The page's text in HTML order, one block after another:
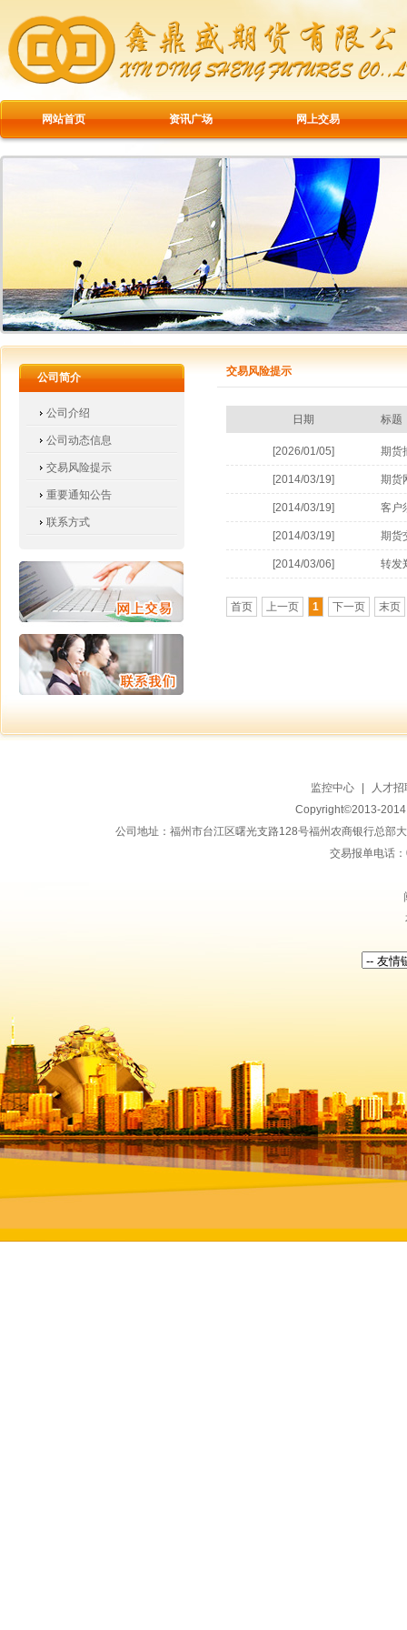
网站首页 资讯广场 网上交易
公司简介
公司介绍
公司动态信息
交易风险提示
重要通知公告
联系方式
交易风险提示
日期 标题
[2026/01/05] 期货
[2014/03/19] 期货
[2014/03/19] 客户
[2014/03/19] 期货
[2014/03/06] 转发
首页 上一页 1 下一页 末页
监控中心
人才招
Copyright©2013-
公司地址：福州市台江区曙光支路128号福州农商银行总
交易报单电话